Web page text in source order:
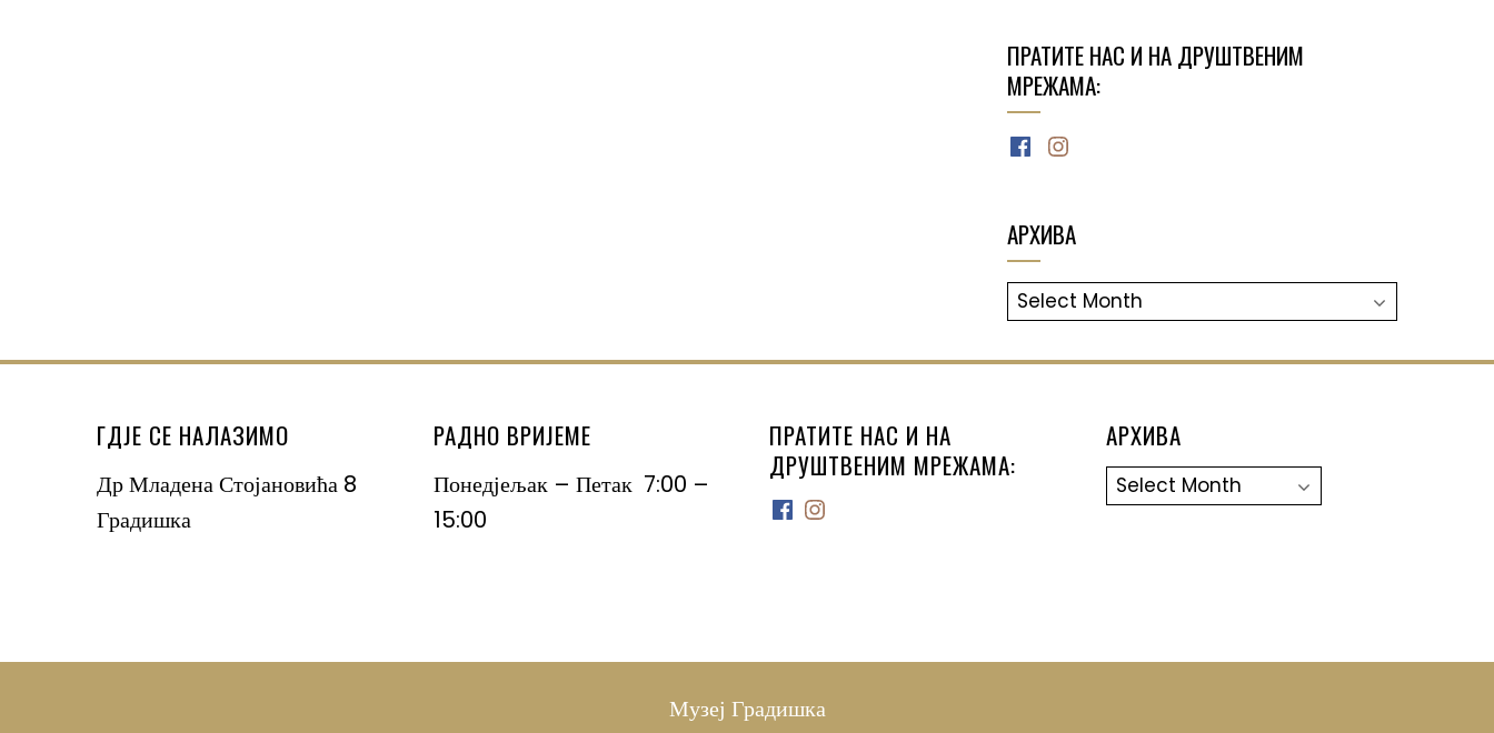
ПРАТИТЕ НАС И НА ДРУШТВЕНИМ
МРЕЖАМА:
Facebook
Instagram
АРХИВА
АРХИВА
ГДЈЕ СЕ НАЛАЗИМО
Др Младена Стојановића 8
Градишка
РАДНО ВРИЈЕМЕ
Понедјељак – Петак 7:00 –
15:00
ПРАТИТЕ НАС И НА
ДРУШТВЕНИМ МРЕЖАМА:
Facebook
Instagram
АРХИВА
Архива
Музеј Градишка